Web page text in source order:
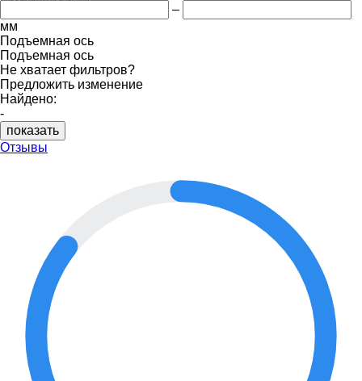
–
мм
Подъемная ось
Подъемная ось
Не хватает фильтров?
Предложить изменение
Найдено:
-
показать
Отзывы